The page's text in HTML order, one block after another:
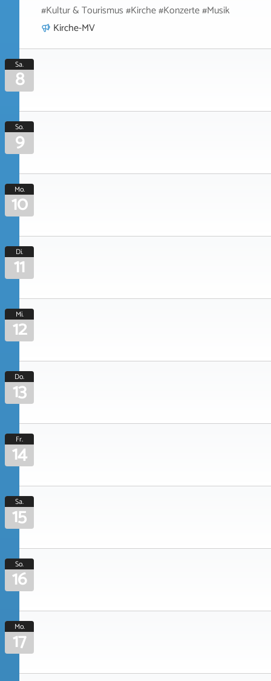
#Kultur & Tourismus #Kirche #Konzerte #Musik
Kirche-MV
Sa.
8
So.
9
Mo.
10
Di.
11
Mi.
12
Do.
13
Fr.
14
Sa.
15
So.
16
Mo.
17